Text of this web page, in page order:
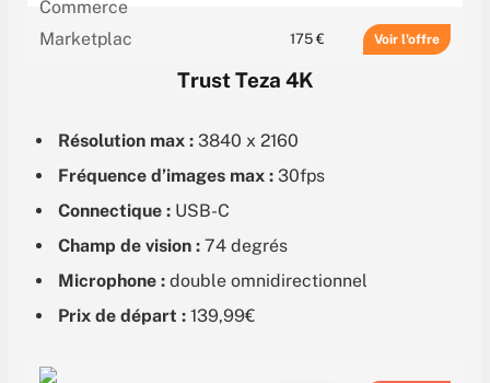
175 € Voir
Trust Teza 4K
Résolution max : 3840 x 2160
Fréquence d’images max : 30fps
Connectique : USB-C
Champ de vision : 74 degrés
Microphone : double omnidirectionnel
Prix de départ : 139,99€